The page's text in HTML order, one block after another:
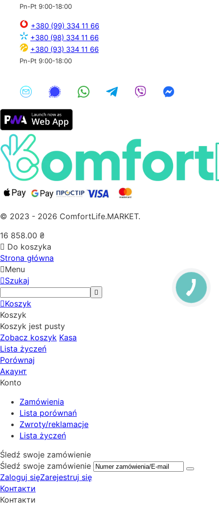
Pn-Pt 9:00-18:00
+380 (99) 334 11 66
+380 (98) 334 11 66
+380 (93) 334 11 66
Pn-Pt 9:00-18:00
© 2023 - 2026 ComfortLife.MARKET.
16 858.00 ₴
Do koszyka
Strona główna
Menu
Szukaj
Koszyk
Koszyk
Koszyk jest pusty
Zobacz koszyk Kasa
Lista życzeń
Porównaj
Акаунт
Konto
Zamówienia
Lista porównań
Zwroty/reklamacje
Lista życzeń
Śledź swoje zamówienie
Śledź swoje zamówienie
Zaloguj sięZarejestruj się
Контакти
Контакти